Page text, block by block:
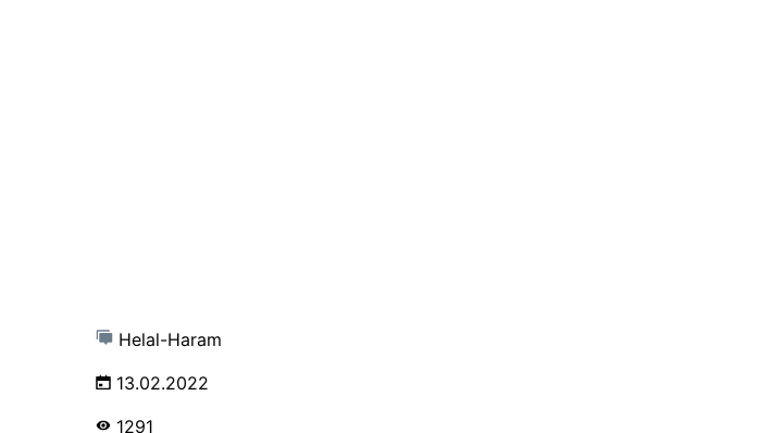
Helal-Haram
13.02.2022
1291